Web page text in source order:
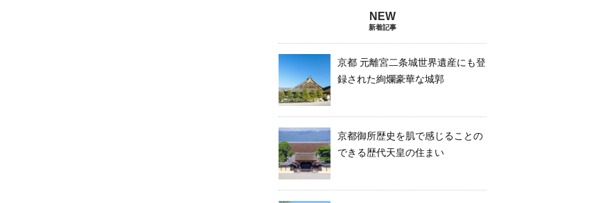
新着記事
京都 元離宮二条城世界遺産にも登
録された絢爛豪華な城郭
京都御所歴史を肌で感じることの
できる歴代天皇の住まい